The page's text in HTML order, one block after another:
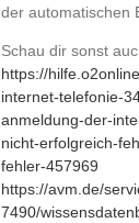
der automatischen
Schau dir sonst
https://
internet-telefonie-
anmeldung-der-
nicht-erfolgreich-
fehler-457969
https://avm.de/
7490/